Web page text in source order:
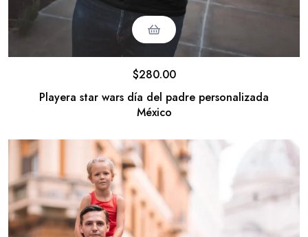
Playera star wars día del padre personalizada
México
$280.00